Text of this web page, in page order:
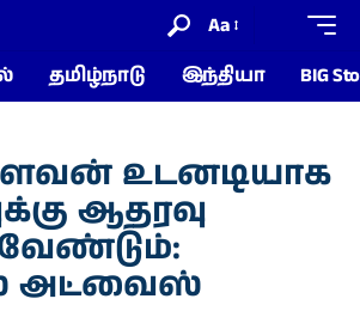
Aa
தமிழ்நாடு இந்தியா BIG
உடனடியாக
ஆதரவு
அட்வைஸ்